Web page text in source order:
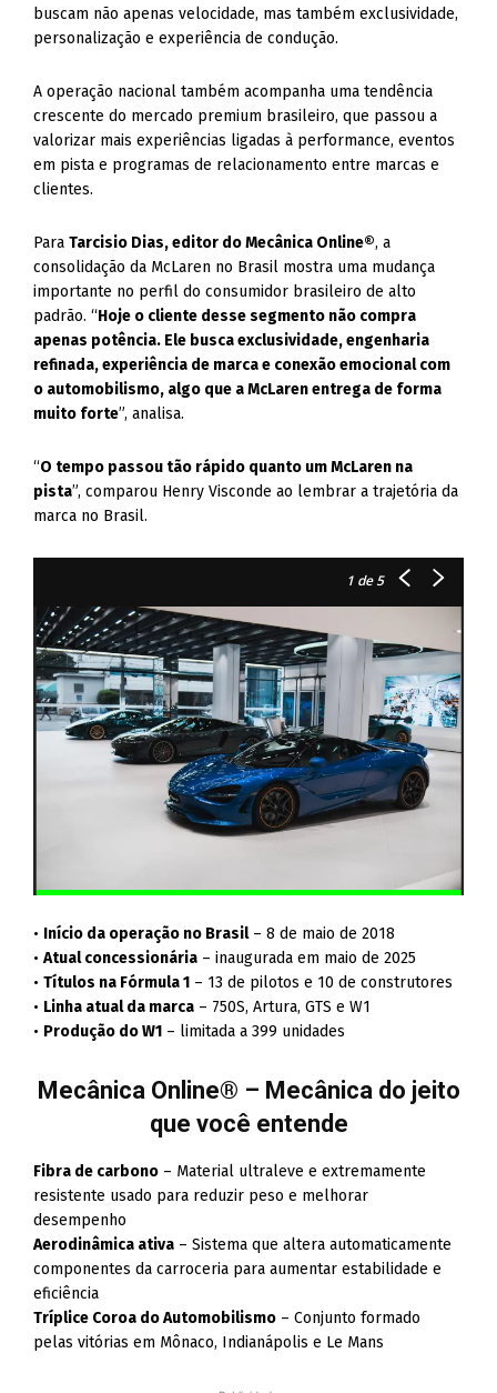
buscam não apenas velocidade, mas também exclusividade,
personalização e experiência de condução.
A operação nacional também acompanha uma tendência
crescente do mercado premium brasileiro, que passou a
valorizar mais experiências ligadas à performance, eventos
em pista e programas de relacionamento entre marcas e
clientes.
ParaTarcisio Dias, editor do Mecânica Online®, a
consolidação da McLaren no Brasil mostra uma mudança
importante no perfil do consumidor brasileiro de alto
padrão. “Hoje o cliente desse segmento não compra
apenas potência. Ele busca exclusividade, engenharia
refinada, experiência de marca e conexão emocional com
o automobilismo, algo que a McLaren entrega de forma
muito forte”, analisa.
“O tempo passou tão rápido quanto um McLaren na
pista”, comparou Henry Visconde ao lembrar a trajetória da
marca no Brasil.
1de 5
• Início da operação no Brasil– 8 de maio de 2018
•Atual concessionária – inaugurada em maio de 2025
•Títulos na Fórmula 1 – 13 de pilotos e 10 de construtores
• Linha atual da marca – 750S, Artura, GTS e W1
• Produção do W1 – limitada a 399 unidades
Mecânica Online® – Mecânica do jeito
que você entende
Fibra de carbono – Material ultraleve e extremamente
resistente usado para reduzir peso e melhorar
desempenho
Aerodinâmica ativa – Sistema que altera automaticamente
componentes da carroceria para aumentar estabilidade e
eficiência
Tríplice Coroa do Automobilismo – Conjunto formado
pelas vitórias em Mônaco, Indianápolis e Le Mans